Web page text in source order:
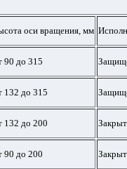
оси вращения, мм
90 до 315
132 до 315
132 до 200
90 до 200